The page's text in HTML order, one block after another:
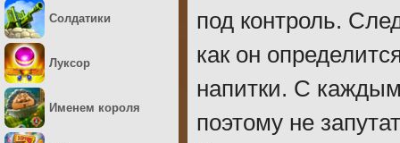
под контроль.
как он
напитки. С
поэтому не
Солдатики
Луксор
Именем короля